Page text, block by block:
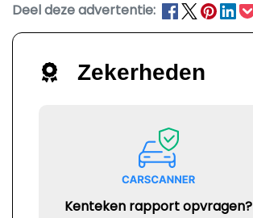
Deel deze advertentie:
Zekerheden
Kenteken rapport opvragen?